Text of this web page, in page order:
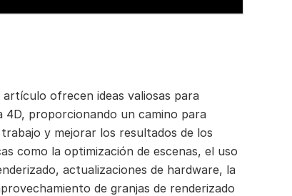
ofrecen ideas valiosas para
4D, proporcionando un camino para
y mejorar los resultados de los
como la optimización de escenas, el uso
actualizaciones de hardware, la
de granjas de renderizado